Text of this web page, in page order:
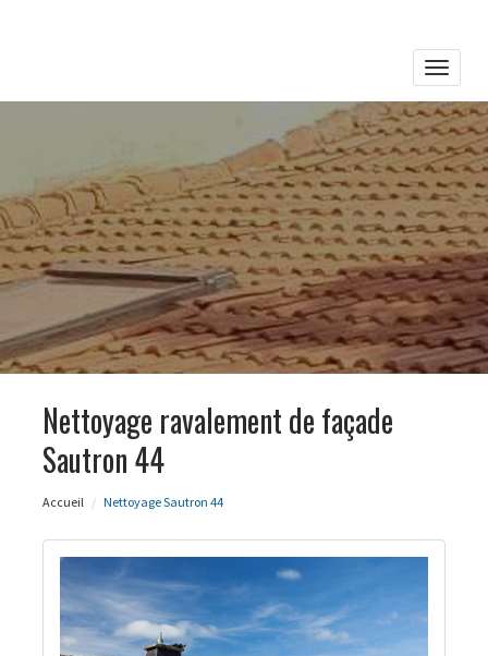
Toggle
Nettoyage ravalement de façade
Sautron 44
Accueil Nettoyage Sautron 44